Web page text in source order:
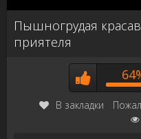
Пышногрудая
приятеля
В закладки